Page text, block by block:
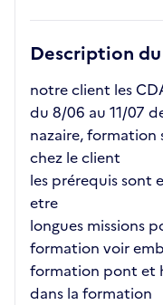
Description
notre client les
du 8/06 au 11/07
nazaire, formation
chez le client
les prérequis sont
etre
longues missions
formation voir
formation pont et
dans la formation